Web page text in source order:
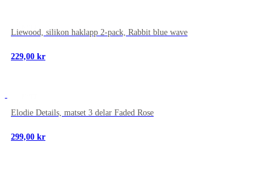
Liewood, silikon haklapp 2-pack, Rabbit blue wave
229,00 kr
Elodie Details, matset 3 delar Faded Rose
299,00 kr